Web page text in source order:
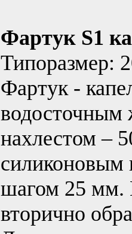
Фартук S1
Типоразмер:
Фартук -
водосточным
нахлестом –
силиконовым
шагом 25 мм.
вторично